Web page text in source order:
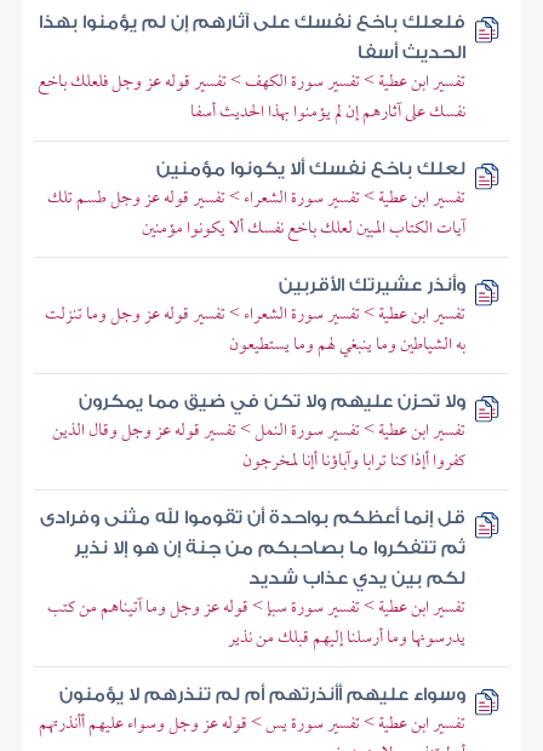
فلعلك باخع نفسك على آثارهم إن لم يؤمنوا بهذا
الحديث أسفا
تفسير ابن عطية > تفسير سورة الكهف > تفسير قوله عز وجل فلعلك باخع
نفسك على آثارهم إن لم يؤمنوا بهذا الحديث أسفا
لعلك باخع نفسك ألا يكونوا مؤمنين
تفسير ابن عطية > تفسير سورة الشعراء > تفسير قوله عز وجل طسم تلك
آيات الكتاب المبين لعلك باخع نفسك ألا يكونوا مؤمنين
وأنذر عشيرتك الأقربين
تفسير ابن عطية > تفسير سورة الشعراء > تفسير قوله عز وجل وما تنزلت
به الشياطين وما ينبغي لهم وما يستطيعون
ولا تحزن عليهم ولا تكن في ضيق مما يمكرون
تفسير ابن عطية > تفسير سورة النمل > تفسير قوله عز وجل وقال الذين
كفروا أإذا كنا ترابا وآباؤنا أإنا لمخرجون
قل إنما أعظكم بواحدة أن تقوموا لله مثنى وفرادى
ثم تتفكروا ما بصاحبكم من جنة إن هو إلا نذير
لكم بين يدي عذاب شديد
تفسير ابن عطية > تفسير سورة سبإ > قوله عز وجل وما آتيناهم من كتب
يدرسونها وما أرسلنا إليهم قبلك من نذير
وسواء عليهم أأنذرتهم أم لم تنذرهم لا يؤمنون
تفسير ابن عطية > تفسير سورة يس > قوله عز وجل وسواء عليهم أأنذرتهم